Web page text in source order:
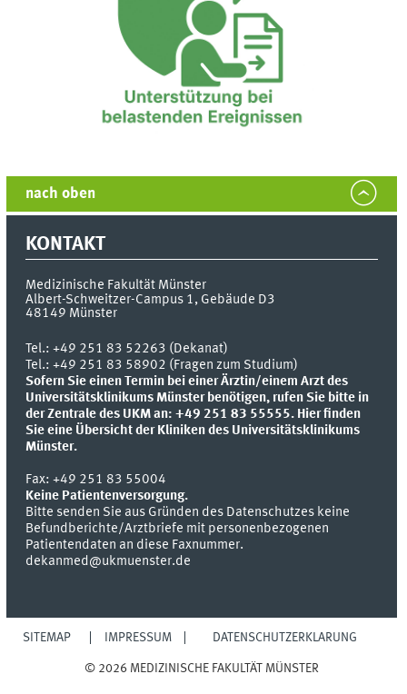
nach oben
KONTAKT
Medizinische Fakultät Münster
Albert-Schweitzer-Campus 1, Gebäude D3
48149 Münster
Tel.:+49 251 83 52263 (Dekanat)
Tel.: +49 251 83 58902 (Fragen zum Studium)
Sofern Sie einen Termin bei einer Ärztin/einem Arzt des
Universitätsklinikums Münster benötigen, rufen Sie bitte in
der Zentrale des UKM an: +49 251 83 55555. Hier finden
Sie eine Übersicht der Kliniken des Universitätsklinikums
Münster.
Fax:+49 251 83 55004
Keine Patientenversorgung.
Bitte senden Sie aus Gründen des Datenschutzes keine
Befundberichte/Arztbriefe mit personenbezogenen
Patientendaten an diese Faxnummer.
dekanmed@ukmuenster.de
SITEMAP IMPRESSUM DATENSCHUTZERKLÄRUNG
© 2026 MEDIZINISCHE FAKULTÄT MÜNSTER